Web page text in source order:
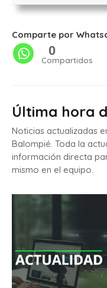
Comparte por
0
Compartidos
Última hora
Noticias actualizadas
Balompié. Toda la
información directa
mismo en el equipo.